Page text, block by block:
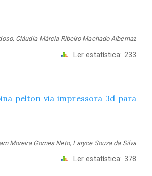
Cláudia Márcia Ribeiro Machado Albernaz
Ler estatística: 233
pelton via impressora 3d para
Moreira Gomes Neto, Laryce Souza da Silva
Ler estatística: 378